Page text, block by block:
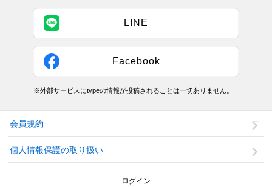
LINE
Facebook
※外部サービスにtypeの情報が投稿されることは一切ありません。
会員規約
個人情報保護の取り扱い
ログイン